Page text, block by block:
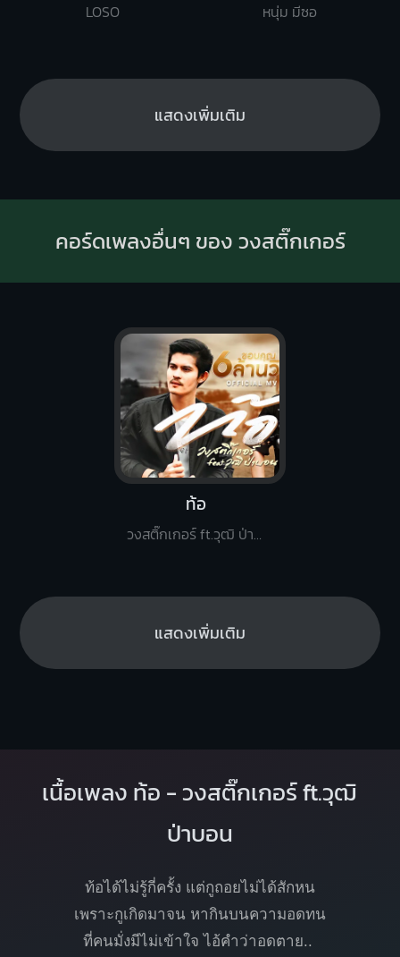
LOSO หนุ่ม มีซอ
แสดงเพิ่มเติม
คอร์ดเพลงอื่นๆ ของ วงสติ๊กเกอร์
ท้อ
วงสติ๊กเกอร์ ft.วุฒิ ป่าบอน
แสดงเพิ่มเติม
เนื้อเพลง ท้อ - วงสติ๊กเกอร์ ft.วุฒิ
ป่าบอน
ท้อได้ไม่รู้กี่ครั้ง แต่กูถอยไม่ได้สักหน
เพราะกูเกิดมาจน หากินบนความอดทน
ที่คนมั่งมีไม่เข้าใจ ไอ้คำว่าอดตาย..